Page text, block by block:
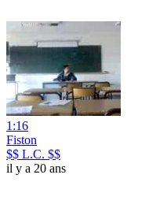
1:16
Fiston
$$ L.C. $$
il y a 20 ans